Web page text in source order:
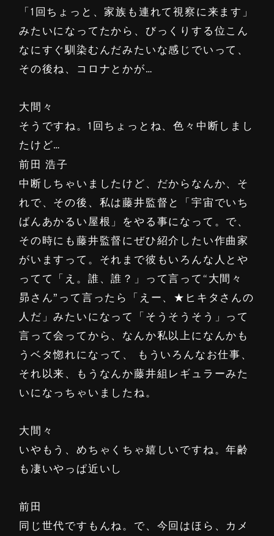
「1回ちょっと、家族も連れて視察に来ます」
みたいになってたから、びっくりする位こん
なにすぐ馴染むんだみたいな感じでいって、
その後ね、コロナとかが…
大間々
そうですね。1回ちょっとね、色々中断しまし
たけど…
前田 浩子
中断しちゃいましたけど、だからなんか、そ
れで、その後、私は藤井監督と「宇宙でいち
ばんあかるい屋根」をやる事になって。で、
その時にも藤井監督にぜひ紹介したい作曲家
がいますって。それまで彼もいろんな人とや
ってて「え。誰、誰？」って言って“大間々
昴さん”って言ったら「えー、★ヒキタさんの
人だ」みたいになって「そうそうそう」って
言って会ってから、なんか私以上になんかも
うベタ惚れになって、 もういろんなお仕事、
それ以来、もうなんか藤井組レギュラーみた
いになっちゃいましたね。
大間々
いやもう、めちゃくちゃ嬉しいですね。年齢
も凄いやっぱ近いし
前田
同じ世代ですもんね。で、今回はほら、カメ